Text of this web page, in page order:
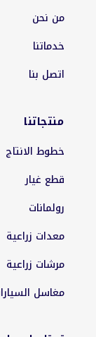
من نحن
خدماتنا
اتصل بنا
منتجاتنا
خطوط الانتاج
قطع غيار
رولمانات
معدات زراعية
مرشات زراعية
مغاسل